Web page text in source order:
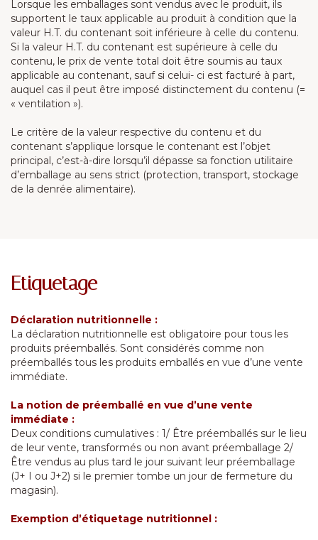
Lorsque les emballages sont vendus avec le produit, ils
supportent le taux applicable au produit à condition que la
valeur H.T. du contenant soit inférieure à celle du contenu.
Si la valeur H.T. du contenant est supérieure à celle du
contenu, le prix de vente total doit être soumis au taux
applicable au contenant, sauf si celui- ci est facturé à part,
auquel cas il peut être imposé distinctement du contenu (=
« ventilation »).
Le critère de la valeur respective du contenu et du
contenant s’applique lorsque le contenant est l’objet
principal, c’est-à-dire lorsqu’il dépasse sa fonction utilitaire
d’emballage au sens strict (protection, transport, stockage
de la denrée alimentaire).
Etiquetage
Déclaration nutritionnelle :
La déclaration nutritionnelle est obligatoire pour tous les
produits préemballés. Sont considérés comme non
préemballés tous les produits emballés en vue d’une vente
immédiate.
La notion de préemballé en vue d’une vente
immédiate :
Deux conditions cumulatives : 1/ Être préemballés sur le lieu
de leur vente, transformés ou non avant préemballage 2/
Être vendus au plus tard le jour suivant leur préemballage
(J+ I ou J+2) si le premier tombe un jour de fermeture du
magasin).
Exemption d’étiquetage nutritionnel :